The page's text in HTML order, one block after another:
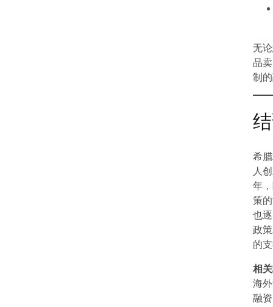
无
品
制
希
人
年
策
也
政
的
相
海
融资